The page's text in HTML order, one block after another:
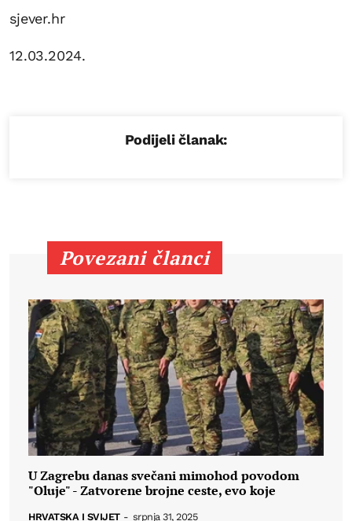
sjever.hr
12.03.2024.
Podijeli članak:
Povezani članci
U Zagrebu danas svečani mimohod povodom
"Oluje" - Zatvorene brojne ceste, evo koje
HRVATSKA I SVIJET - srpnja 31, 2025